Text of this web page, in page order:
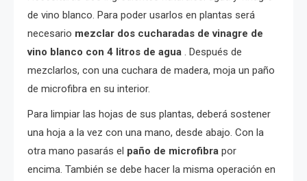
de vino blanco. Para poder usarlos en plantas será
necesario mezclar dos cucharadas de vinagre de
vino blanco con 4 litros de agua . Después de
mezclarlos, con una cuchara de madera, moja un paño
de microfibra en su interior.
Para limpiar las hojas de sus plantas, deberá sostener
una hoja a la vez con una mano, desde abajo. Con la
otra mano pasarás el paño de microfibra por
encima. También se debe hacer la misma operación en